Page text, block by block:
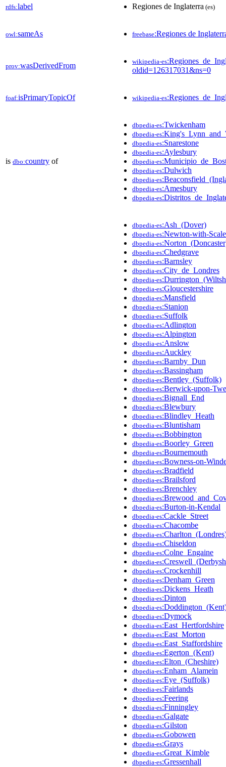
rdfs:label Regiones de Inglaterra (es)
owl:sameAs freebase:Regiones de
prov:wasDerivedFrom wikipedia-es
oldid=126317031&ns=0
foaf:isPrimaryTopicOf wikipedia-es
is dbo:country of
dbpedia-es:Twickenham
dbpedia-es
dbpedia-es:Snarestone
dbpedia-es:Aylesbury
dbpedia-es
dbpedia-es:Dulwich
dbpedia-es
dbpedia-es:Amesbury
dbpedia-es
dbpedia-es:Ash_(Dover)
dbpedia-es:Newton-with-
dbpedia-es
dbpedia-es:Chedgrave
dbpedia-es:Barnsley
dbpedia-es:City_de_Londres
dbpedia-es
dbpedia-es:Gloucestershire
dbpedia-es:Mansfield
dbpedia-es:Stanion
dbpedia-es:Suffolk
dbpedia-es:Adlington
dbpedia-es:Alpington
dbpedia-es:Anslow
dbpedia-es:Auckley
dbpedia-es:Barnby_Dun
dbpedia-es:Bassingham
dbpedia-es:Bentley_(Suffolk)
dbpedia-es:Berwick-upon-
dbpedia-es:Bignall_End
dbpedia-es:Blewbury
dbpedia-es:Blindley_Heath
dbpedia-es:Bluntisham
dbpedia-es:Bobbington
dbpedia-es:Boorley_Green
dbpedia-es:Bournemouth
dbpedia-es:Bowness-on-
dbpedia-es:Bradfield
dbpedia-es:Brailsford
dbpedia-es:Brenchley
dbpedia-es
dbpedia-es:Burton-in-Kendal
dbpedia-es:Cackle_Street
dbpedia-es:Chacombe
dbpedia-es
dbpedia-es:Chiseldon
dbpedia-es:Colne_Engaine
dbpedia-es
dbpedia-es:Crockenhill
dbpedia-es:Denham_Green
dbpedia-es:Dickens_Heath
dbpedia-es:Dinton
dbpedia-es
dbpedia-es:Dymock
dbpedia-es:East_Hertfordshire
dbpedia-es:East_Morton
dbpedia-es:East_Staffordshire
dbpedia-es:Egerton_(Kent)
dbpedia-es:Elton_(Cheshire)
dbpedia-es:Enham_Alamein
dbpedia-es:Eye_(Suffolk)
dbpedia-es:Fairlands
dbpedia-es:Feering
dbpedia-es:Finningley
dbpedia-es:Galgate
dbpedia-es:Gilston
dbpedia-es:Gobowen
dbpedia-es:Grays
dbpedia-es:Great_Kimble
dbpedia-es:Gressenhall